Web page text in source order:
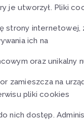
je utworzył. Pliki
strony
ich na
oraz unikalny
zamieszcza na
pliki cookies
nich dostęp.